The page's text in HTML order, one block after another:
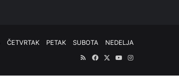
ČETVRTAK PETAK SUBOTA
NEDELJA
RSSFacebook
X YouTubeInstagram